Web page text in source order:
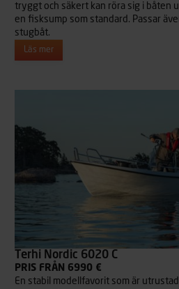
tryggt och säkert kan röra sig i båten
en fisksump som standard. Passar
stugbåt.
Läs mer
Terhi Nordic 6020 C
PRIS FRÅN 6990 €
En stabil modellfavorit som är